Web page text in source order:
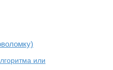
или